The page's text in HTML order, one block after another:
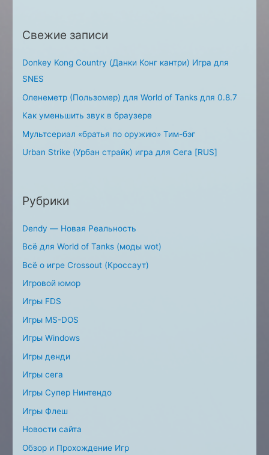
rСвежие записи
Donkey Kong Country (Данки Конг кантри) Игра для
SNES
Оленеметр (Пользомер) для World of Tanks для 0.8.7
Как уменьшить звук в браузере
Мультсериал «братья по оружию» Тим-бэг
Urban Strike (Урбан страйк) игра для Сега [RUS]
Рубрики
Dendy — Новая Реальность
Всё для World of Tanks (моды wot)
Всё о игре Crossout (Кроссаут)
Игровой юмор
Игры FDS
Игры MS-DOS
Игры Windows
Игры денди
Игры сега
Игры Супер Нинтендо
Игры Флеш
Новости сайта
Обзор и Прохождение Игр